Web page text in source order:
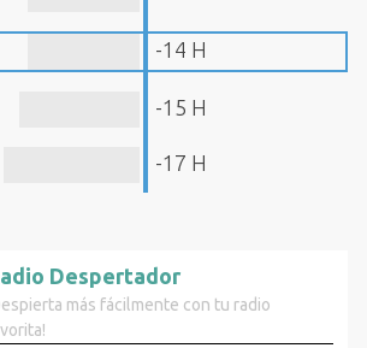
-14 H
-15 H
-17 H
Despertador
más fácilmente con tu radio